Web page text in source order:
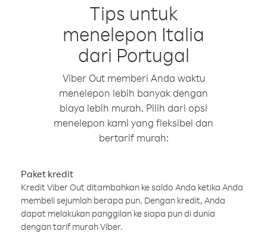
Tips untuk
menelepon Italia
dari Portugal
Viber Out memberi Anda waktu
menelepon lebih banyak dengan
biaya lebih murah. Pilih dari opsi
menelepon kami yang fleksibel dan
bertarif murah:
Paket kredit
Kredit Viber Out ditambahkan ke saldo Anda ketika Anda
membeli sejumlah berapa pun. Dengan kredit, Anda
dapat melakukan panggilan ke siapa pun di dunia
dengan tarif murah Viber.